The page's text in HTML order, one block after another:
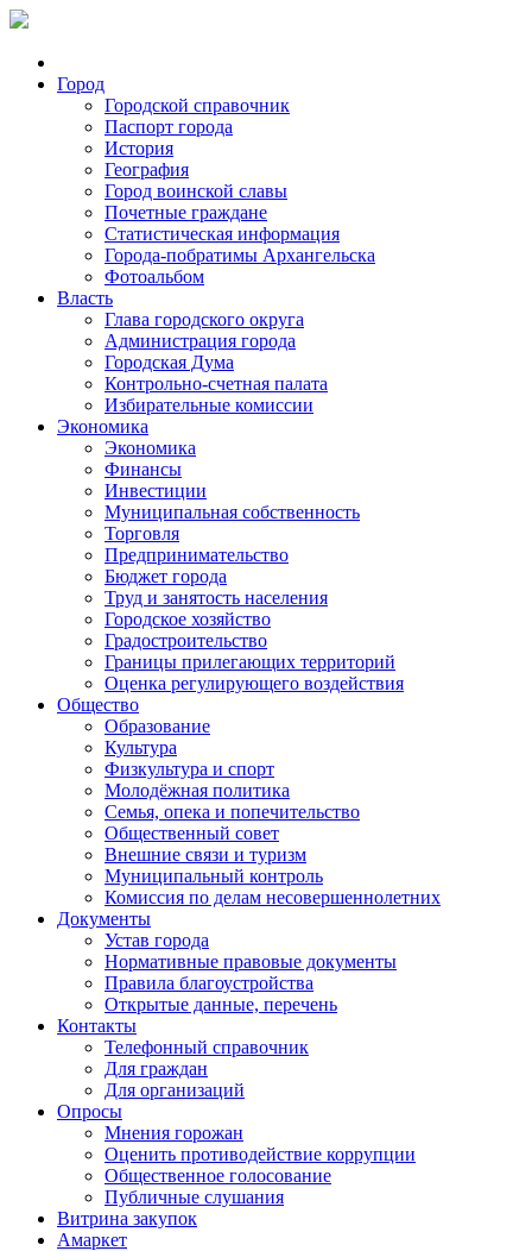
Город
Городской справочник
Паспорт города
История
География
Город воинской славы
Почетные граждане
Статистическая информация
Города-побратимы Архангельска
Фотоальбом
Власть
Глава городского округа
Администрация города
Городская Дума
Контрольно-счетная палата
Избирательные комиссии
Экономика
Экономика
Финансы
Инвестиции
Муниципальная собственность
Торговля
Предпринимательство
Бюджет города
Труд и занятость населения
Городское хозяйство
Градостроительство
Границы прилегающих территорий
Оценка регулирующего воздействия
Общество
Образование
Культура
Физкультура и спорт
Молодёжная политика
Семья, опека и попечительство
Общественный совет
Внешние связи и туризм
Муниципальный контроль
Комиссия по делам несовершеннолетних
Документы
Устав города
Нормативные правовые документы
Правила благоустройства
Открытые данные, перечень
Контакты
Телефонный справочник
Для граждан
Для организаций
Опросы
Мнения горожан
Оценить противодействие коррупции
Общественное голосование
Публичные слушания
Витрина закупок
Амаркет